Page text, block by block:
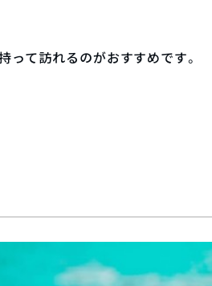
て訪れるのがおすすめです。